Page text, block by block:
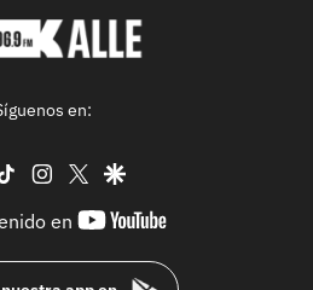
en:
tiktok instagram
twittergoogle
en
youtube-